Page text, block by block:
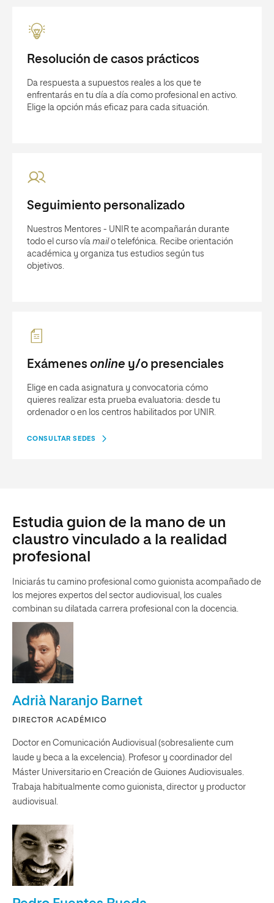
Resolución de casos prácticos
Da respuesta a supuestos reales a los que te
enfrentarás en tu día a día como profesional en activo.
Elige la opción más eficaz para cada situación.
Seguimiento personalizado
Nuestros Mentores - UNIR te acompañarán durante
todo el curso vía mail o telefónica. Recibe orientación
académica y organiza tus estudios según tus
objetivos.
Exámenes online y/o presenciales
Elige en cada asignatura y convocatoria cómo
quieres realizar esta prueba evaluatoria: desde tu
ordenador o en los centros habilitados por UNIR.
CONSULTAR SEDES
Estudia guion de la mano de un
claustro vinculado a la realidad
profesional
Iniciarás tu camino profesional como guionista acompañado de
los mejores expertos del sector audiovisual, los cuales
combinan su dilatada carrera profesional con la docencia.
Adrià Naranjo Barnet
DIRECTOR ACADÉMICO
Doctor en Comunicación Audiovisual (sobresaliente cum
laude y beca a la excelencia). Profesor y coordinador del
Máster Universitario en Creación de Guiones Audiovisuales.
Trabaja habitualmente como guionista, director y productor
audiovisual.